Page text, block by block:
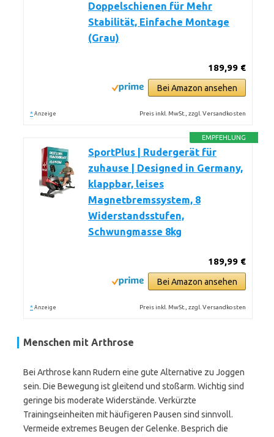
Doppelschienen für Mehr
Stabilität, Einfache Montage
(Grau)
189,99 €
Bei Amazon ansehen
* Anzeige Preis inkl. MwSt., zzgl. Versandkosten
EMPFEHLUNG
SportPlus | Rudergerät für
zuhause | Designed in Germany,
klappbar, leises
Magnetbremssystem, 8
Widerstandsstufen,
Schwungmasse 8kg
189,99 €
Bei Amazon ansehen
* Anzeige Preis inkl. MwSt., zzgl. Versandkosten
Menschen mit Arthrose
Bei Arthrose kann Rudern eine gute Alternative zu Joggen
sein. Die Bewegung ist gleitend und stoßarm. Wichtig sind
geringe bis moderate Widerstände. Verkürzte
Trainingseinheiten mit häufigeren Pausen sind sinnvoll.
Vermeide extremes Beugen der Gelenke. Besprich die